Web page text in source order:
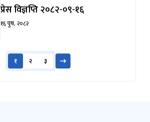
प्रेस विज्ञप्ति २०८२-०९-१६
१६ पुष, २०८२
१ २ ३